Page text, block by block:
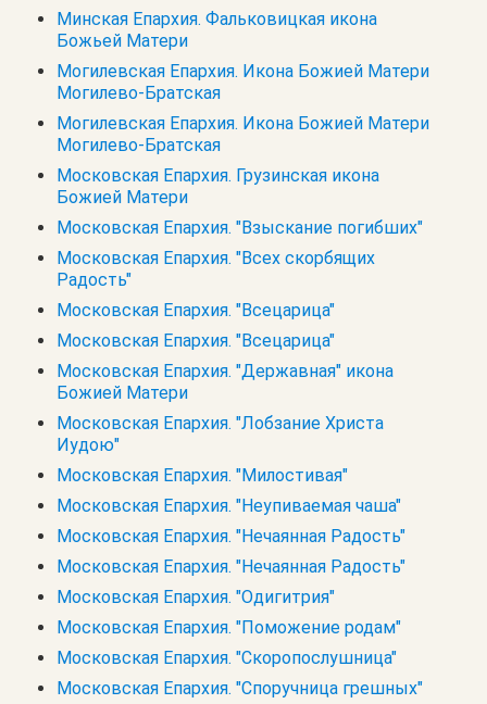
Минская Епархия. Фальковицкая икона
Божьей Матери
Могилевская Епархия. Икона Божией Матери
Могилево-Братская
Могилевская Епархия. Икона Божией Матери
Могилево-Братская
Московская Епархия. Грузинская икона
Божией Матери
Московская Епархия. "Взыскание погибших"
Московская Епархия. "Всех скорбящих
Радость"
Московская Епархия. "Всецарица"
Московская Епархия. "Всецарица"
Московская Епархия. "Державная" икона
Божией Матери
Московская Епархия. "Лобзание Христа
Иудою"
Московская Епархия. "Милостивая"
Московская Епархия. "Неупиваемая чаша"
Московская Епархия. "Нечаянная Радость"
Московская Епархия. "Нечаянная Радость"
Московская Епархия. "Одигитрия"
Московская Епархия. "Поможение родам"
Московская Епархия. "Скоропослушница"
Московская Епархия. "Споручница грешных"